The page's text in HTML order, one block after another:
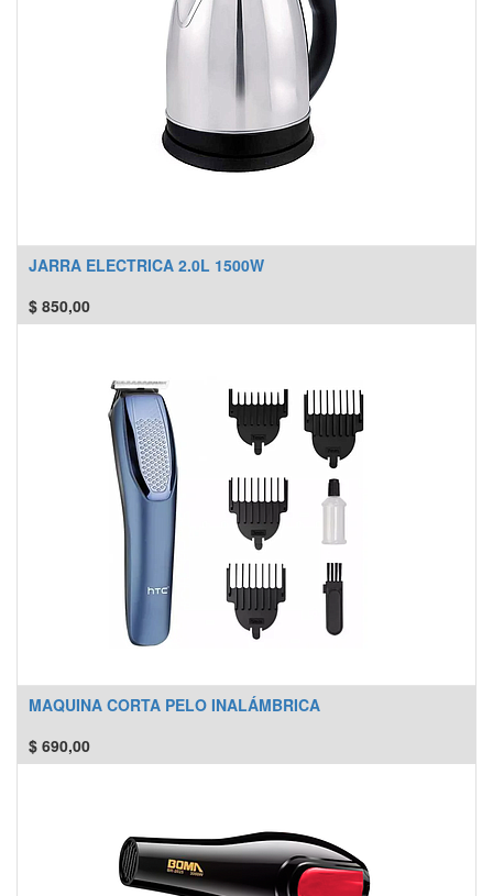
JARRA ELECTRICA 2.0L 1500W
$ 850,00
MAQUINA CORTA PELO INALÁMBRICA
$ 690,00